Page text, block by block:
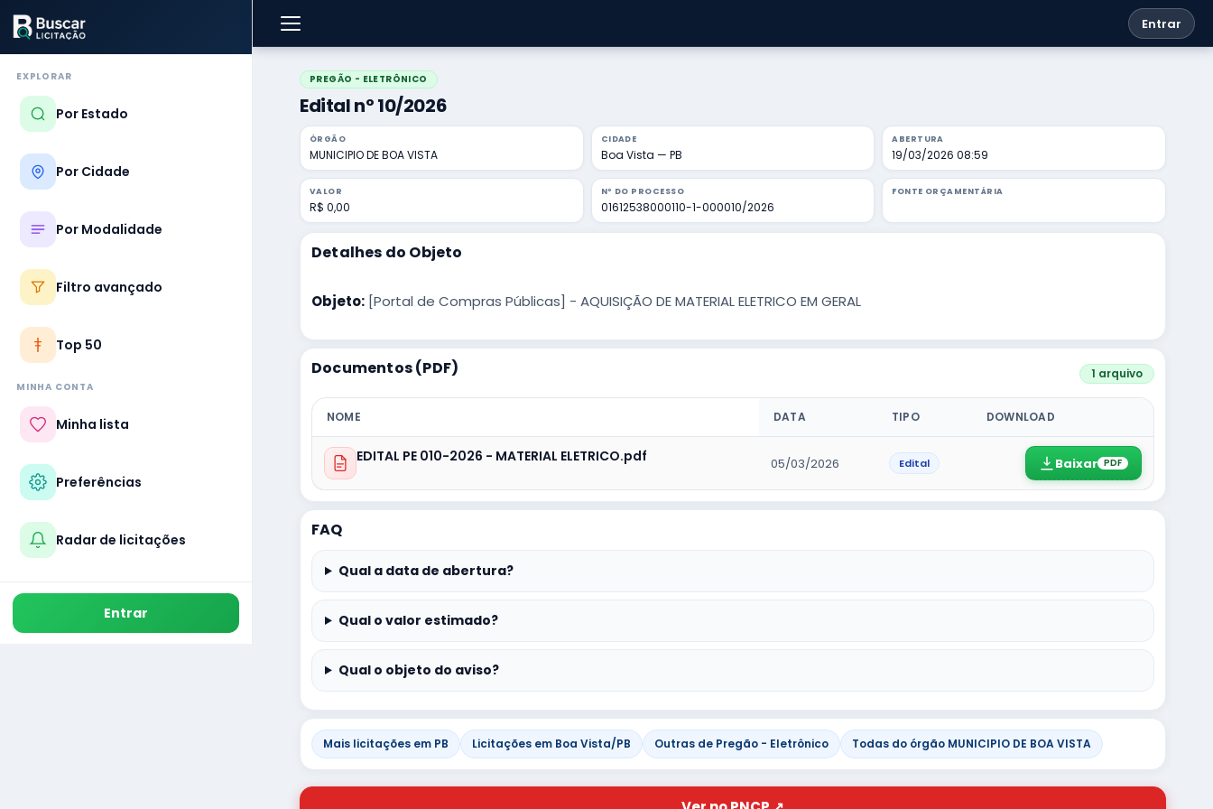
Entrar
EXPLORAR
Por Estado
Por Cidade
Por Modalidade
Filtro avançado
Top 50
MINHA CONTA
Minha lista
Preferências
Radar de licitações
Entrar
PREGÃO - ELETRÔNICO
Edital nº 10/2026
ÓRGÃO
MUNICIPIO DE BOA VISTA
CIDADE
Boa Vista — PB
ABERTURA
19/03/2026 08:59
VALOR
R$ 0,00
Nº DO PROCESSO
01612538000110-1-000010/2026
FONTE ORÇAMENTÁRIA
Detalhes do Objeto
Objeto: [Portal de Compras Públicas] - AQUISIÇÃO DE MATERIAL ELETRICO EM GERAL
Documentos (PDF) 1 arquivo
NOME DATA TIPO DOWNLOAD
EDITAL PE 010-2026 - MATERIAL ELETRICO.pdf 05/03/2026 Edital Baixar PDF
FAQ
Qual a data de abertura?
Qual o valor estimado?
Qual o objeto do aviso?
Mais licitações em PB Licitações em Boa Vista/PB Outras de Pregão - Eletrônico Todas do órgão MUNICIPIO DE BOA VISTA